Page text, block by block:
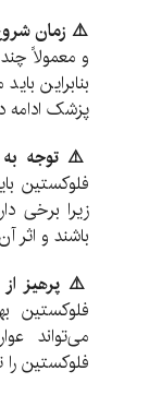
⚠️ زمان
و معمولاً
بنابراین
پزشک ادامه
⚠️ توجه به
فلوکستین
زیرا برخی
باشند و اثر
⚠️ پرهیز
فلوکستین
می‌تواند
فلوکستین